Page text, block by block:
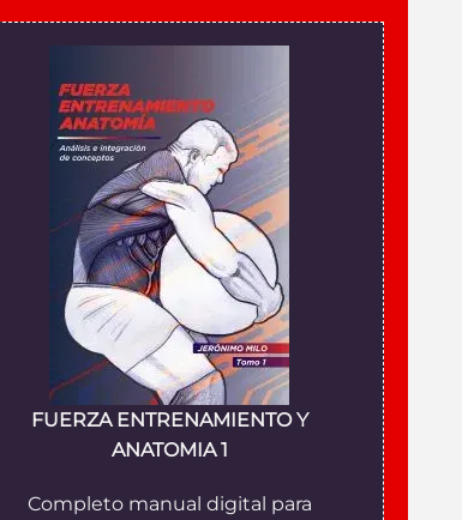
FUERZA ENTRENAMIENTO Y
ANATOMIA 1
Completo manual digital para